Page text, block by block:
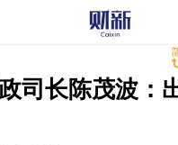
司长陈茂波：